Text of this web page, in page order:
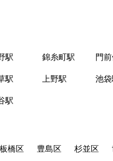
ビスの利用の促進を目的と
ご契約にあたり取得す
借契約（以下「賃貸借契
駅 錦糸町駅 門
駅 上野駅 池
駅
板橋区 豊島区 杉並区